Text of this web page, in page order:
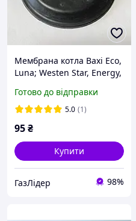
Мембрана котла Baxi Eco,
Luna; Westen Star, Energy,
Roca
Готово до відправки
5.0 (1)
95₴
Купити
ГазЛiдер 98%